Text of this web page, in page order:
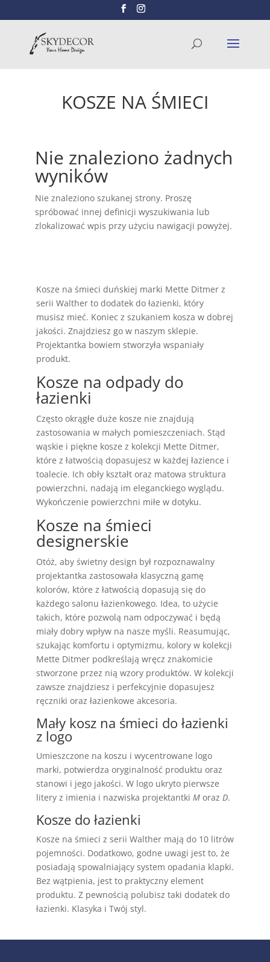
KOSZE NA ŚMIECI
Nie znaleziono żadnych
wyników
Nie znaleziono szukanej strony. Proszę
spróbować innej definicji wyszukiwania lub
zlokalizować wpis przy użyciu nawigacji powyżej.
Kosze na śmieci duńskiej marki Mette Ditmer z
serii Walther to dodatek do łazienki, który
musisz mieć. Koniec z szukaniem kosza w dobrej
jakości. Znajdziesz go w naszym sklepie.
Projektantka bowiem stworzyła wspaniały
produkt.
Kosze na odpady do
łazienki
Często okrągłe duże kosze nie znajdują
zastosowania w małych pomieszczeniach. Stąd
wąskie i piękne kosze z kolekcji Mette Ditmer,
które z łatwością dopasujesz w każdej łazience i
toalecie. Ich obły kształt oraz matowa struktura
powierzchni, nadają im eleganckiego wyglądu.
Wykończenie powierzchni miłe w dotyku.
Kosze na śmieci
designerskie
Otóż, aby świetny design był rozpoznawalny
projektantka zastosowała klasyczną gamę
kolorów, które z łatwością dopasują się do
każdego salonu łazienkowego. Idea, to użycie
takich, które pozwolą nam odpoczywać i będą
miały dobry wpływ na nasze myśli. Reasumując,
szukając komfortu i optymizmu, kolory w kolekcji
Mette Ditmer podkreślają wręcz znakomicie
stworzone przez nią wzory produktów. W kolekcji
zawsze znajdziesz i perfekcyjnie dopasujesz
ręczniki oraz łazienkowe akcesoria.
Mały kosz na śmieci do łazienki
z logo
Umieszczone na koszu i wycentrowane logo
marki, potwierdza oryginalność produktu oraz
stanowi i jego jakości. W logo ukryto pierwsze
litery z imienia i nazwiska projektantki Moraz D.
Kosze do łazienki
Kosze na śmieci z serii Walther mają do 10 litrów
pojemności. Dodatkowo, godne uwagi jest to, że
posiadają spowalniający system opadania klapki.
Bez wątpienia, jest to praktyczny element
produktu. Z pewnością polubisz taki dodatek do
łazienki. Klasyka i Twój styl.